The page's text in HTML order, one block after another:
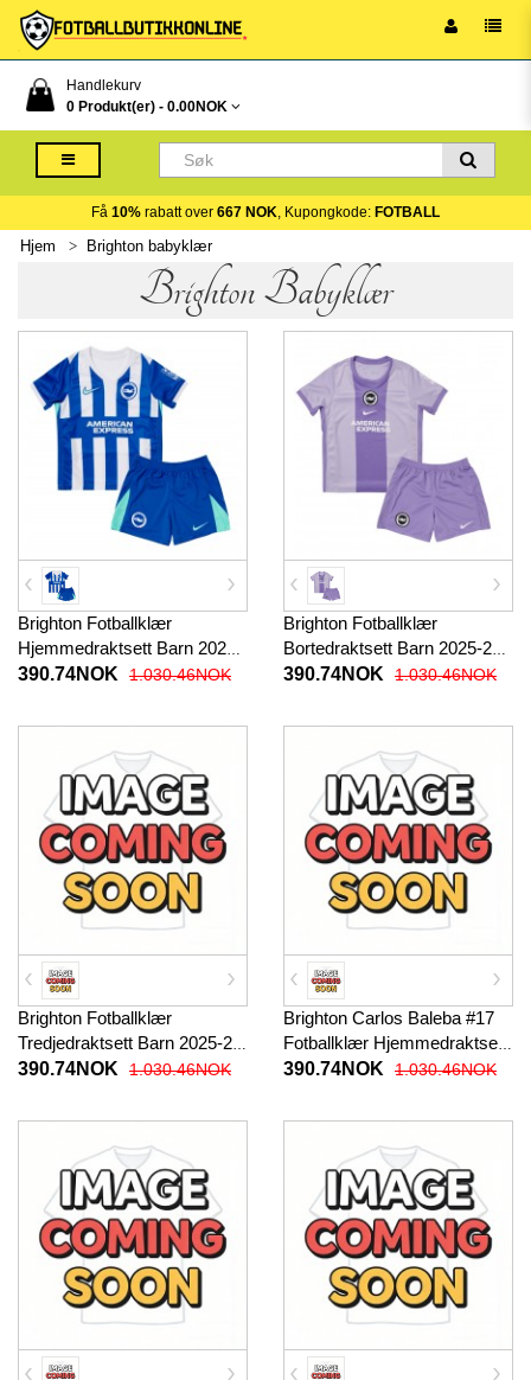
Handlekurv
0 Produkt(er) - 0.00NOK
Få 10% rabatt over 667 NOK, Kupongkode: FOTBALL
Hjem Brighton babyklær
Brighton Babyklær
Brighton Fotballklær
Hjemmedraktsett Barn 2025-
26 Kortermet (+ korte bukser)
390.74NOK 1.030.46NOK
Brighton Fotballklær
Bortedraktsett Barn 2025-26
Kortermet (+ korte bukser)
390.74NOK 1.030.46NOK
Brighton Fotballklær
Tredjedraktsett Barn 2025-26
Kortermet (+ korte bukser)
390.74NOK 1.030.46NOK
Brighton Carlos Baleba #17
Fotballklær Hjemmedraktsett
Barn 2025-26 Kortermet (+
390.74NOK 1.030.46NOK